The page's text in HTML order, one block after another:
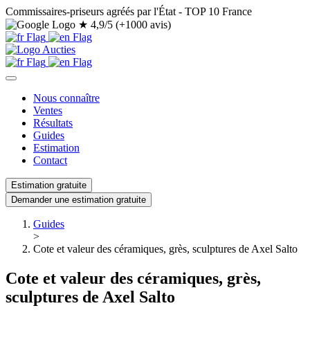
Commissaires-priseurs agréés par l'État - TOP 10 France
★ 4,9/5 (+1000 avis)
Nous connaître
Ventes
Résultats
Guides
Estimation
Contact
Estimation gratuite
Demander une estimation gratuite
Guides
>
Cote et valeur des céramiques, grès, sculptures de Axel Salto
Cote et valeur des céramiques, grès,
sculptures de Axel Salto